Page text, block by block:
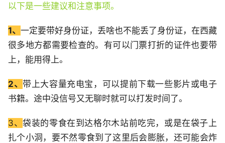
以下是一些建议和注意事项。
1、 一定要带好身份证，丢啥也不能丢了身份证，在西藏
很多地方都需要检查的。有可以门票打折的证件也要带
上，能用得上。
2、带上大容量充电宝，可以提前下载一些影片或电子
书籍。途中没信号又无聊时就可以打发时间了。
3、袋装的零食在到达格尔木站前吃完，或是在袋子上
扎个小洞，要不然零食到了这里后会膨胀，还可能会炸